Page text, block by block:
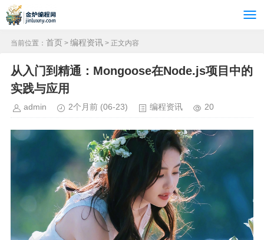
当前位置： 首页 > 编程资讯 > 正文内容
从入门到精通：Mongoose在Node.js项目中的
实践与应用
admin 2个月前 (06-23) 编程资讯 20